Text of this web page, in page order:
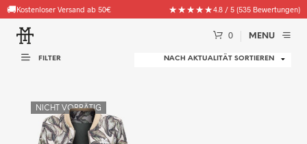
🚚Kostenloser Versand ab 50€ ★★★★★4.8 / 5 (535 Bewertungen)
0 MENU
FILTER
NICHT VORRÄTIG